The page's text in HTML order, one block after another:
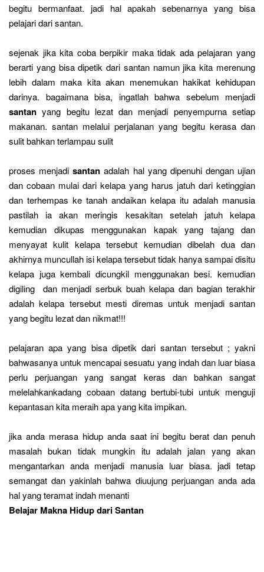
begitu bermanfaat. jadi hal apakah sebenarnya yang bisa
pelajari dari santan.
sejenak jika kita coba berpikir maka tidak ada pelajaran yang
berarti yang bisa dipetik dari santan namun jika kita merenung
lebih dalam maka kita akan menemukan hakikat kehidupan
darinya. bagaimana bisa, ingatlah bahwa sebelum menjadi
santan yang begitu lezat dan menjadi penyempurna setiap
makanan. santan melalui perjalanan yang begitu kerasa dan
sulit bahkan terlampau sulit
proses menjadi santanadalah hal yang dipenuhi dengan ujian
dan cobaan mulai dari kelapa yang harus jatuh dari ketinggian
dan terhempas ke tanah andaikan kelapa itu adalah manusia
pastilah ia akan meringis kesakitan setelah jatuh kelapa
kemudian dikupas menggunakan kapak yang tajang dan
menyayat kulit kelapa tersebut kemudian dibelah dua dan
akhirnya muncullah isi kelapa tersebut tidak hanya sampai disitu
kelapa juga kembali dicungkil menggunakan besi. kemudian
digiling dan menjadi serbuk buah kelapa dan bagian terakhir
adalah kelapa tersebut mesti diremas untuk menjadi santan
yang begitu lezat dan nikmat!!!
pelajaran apa yang bisa dipetik dari santan tersebut ; yakni
bahwasanya untuk mencapai sesuatu yang indah dan luar biasa
perlu perjuangan yang sangat keras dan bahkan sangat
melelahkankadang cobaan datang bertubi-tubi untuk menguji
kepantasan kita meraih apa yang kita impikan.
jika anda merasa hidup anda saat ini begitu berat dan penuh
masalah bukan tidak mungkin itu adalah jalan yang akan
mengantarkan anda menjadi manusia luar biasa. jadi tetap
semangat dan yakinlah bahwa diuujung perjuangan anda ada
hal yang teramat indah menanti
Belajar Makna Hidup dari Santan